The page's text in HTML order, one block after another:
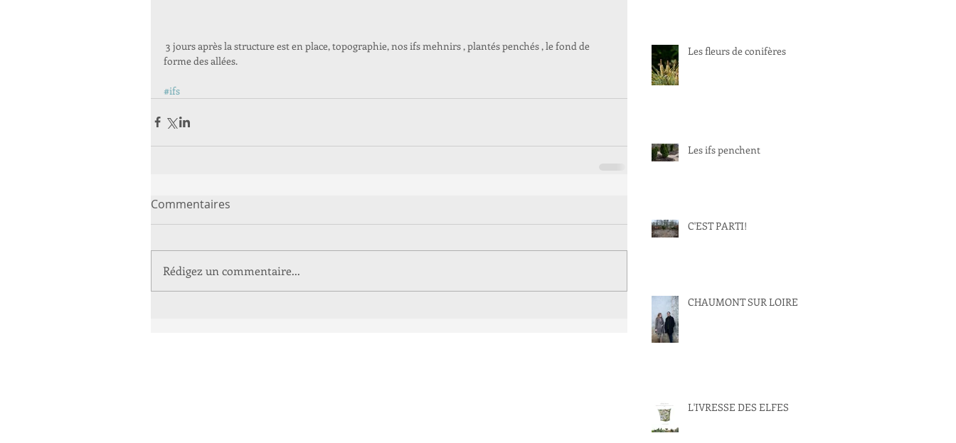
forme des allées.
#ifs
Commentaires
Rédigez un commentaire...
Les fleurs de conifères
Les ifs penchent
C'EST PARTI!
CHAUMONT SUR LOIRE
L'IVRESSE DES ELFES